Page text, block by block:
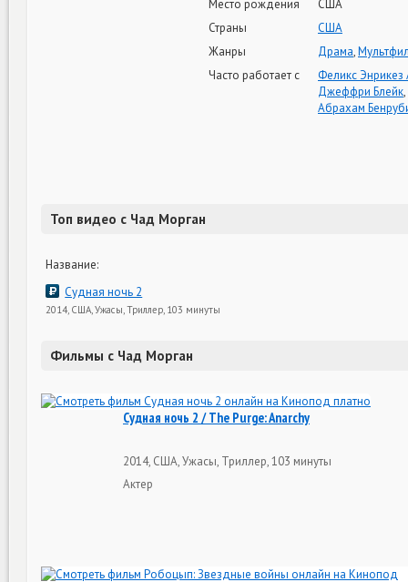
Место рождения
США
Страны
США
Жанры
Драма,
Часто работает с
Феликс Энрикез
Джеффри Блейк,
Абрахам
Топ видео с Чад Морган
Название:
Судная ночь 2
2014, США, Ужасы, Триллер, 103 минуты
Фильмы с Чад Морган
Судная ночь 2 / The Purge: Anarchy
2014, США, Ужасы, Триллер, 103 минуты
Актер